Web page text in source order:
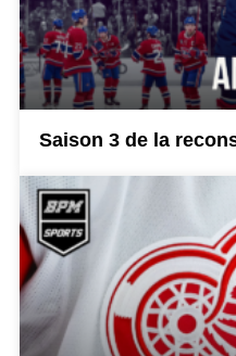
Saison 3 de la